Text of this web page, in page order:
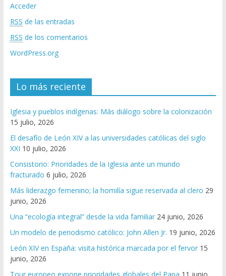
Acceder
RSS de las entradas
RSS de los comentarios
WordPress.org
Lo más reciente
Iglesia y pueblos indígenas: Más diálogo sobre la colonización
15 julio, 2026
El desafío de León XIV a las universidades católicas del siglo
XXI 10 julio, 2026
Consistorio: Prioridades de la Iglesia ante un mundo
fracturado 6 julio, 2026
Más liderazgo femenino; la homilía sigue reservada al clero 29
junio, 2026
Una “ecología integral” desde la vida familiar 24 junio, 2026
Un modelo de periodismo católico: John Allen Jr. 19 junio, 2026
León XIV en España: visita histórica marcada por el fervor 15
junio, 2026